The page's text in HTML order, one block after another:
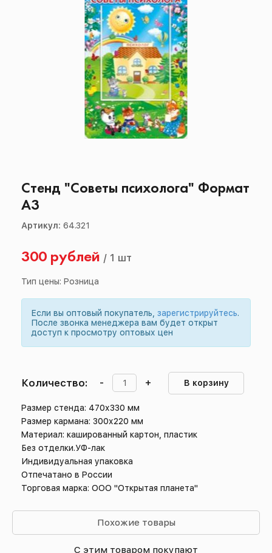
Стенд "Советы психолога" Формат
А3
Артикул: 64.321
300 рублей / 1 шт
Тип цены: Розница
Если вы оптовый покупатель, зарегистрируйтесь.
После звонка менеджера вам будет открыт
доступ к просмотру оптовых цен
Количество: - + В корзину
Размер стенда: 470х330 мм
Размер кармана: 300х220 мм
Материал: кашированный картон, пластик
Без отделки.УФ-лак
Индивидуальная упаковка
Отпечатано в России
Торговая марка: ООО "Открытая планета"
Похожие товары
С этим товаром покупают